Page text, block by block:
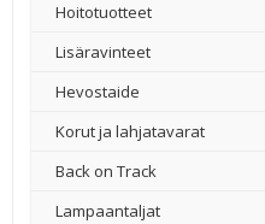
Hoitotuotteet
Lisäravinteet
Hevostaide
Korut ja lahjatavarat
Back on Track
Lampaantaljat